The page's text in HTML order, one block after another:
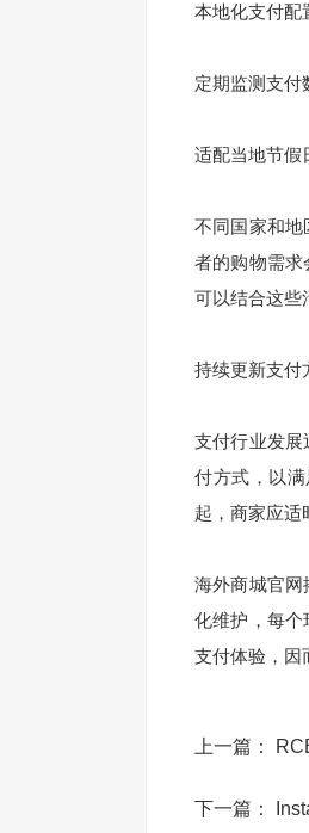
本地化支付配
定期监测支付
适配当地节假
不同国家和地
者的购物需求
可以结合这些
持续更新支付
支付行业发展
付方式，以
起，商家应适
海外商城官网
化维护，每个
支付体验，因
上一篇：
下一篇：